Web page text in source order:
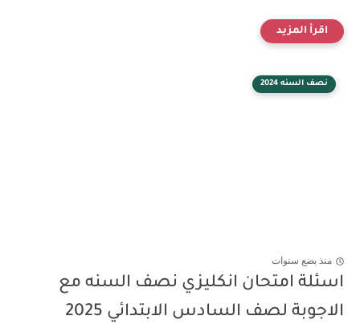
نصف السنه 2024
منذ بضع سنوات
اسئلة امتحان انكليزي نصف السنه مع
الاجوبة لصف السادس الابتدائي 2025